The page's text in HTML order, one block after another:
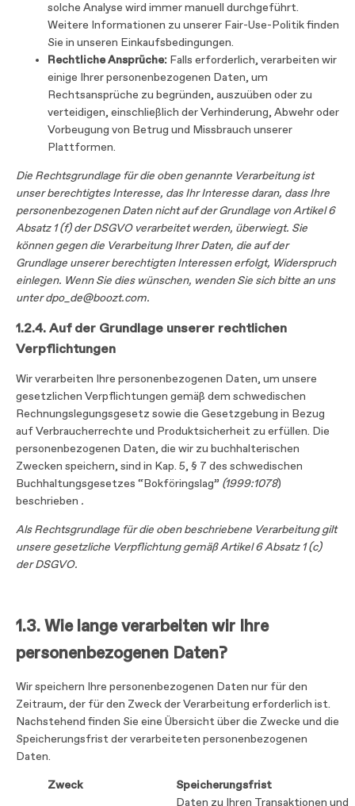
solche Analyse wird immer manuell durchgeführt.
Weitere Informationen zu unserer Fair-Use-Politik finden
Sie in unseren Einkaufsbedingungen.
Rechtliche Ansprüche: Falls erforderlich, verarbeiten wir
einige Ihrer personenbezogenen Daten, um
Rechtsansprüche zu begründen, auszuüben oder zu
verteidigen, einschließlich der Verhinderung, Abwehr oder
Vorbeugung von Betrug und Missbrauch unserer
Plattformen.
Die Rechtsgrundlage für die oben genannte Verarbeitung ist
unser berechtigtes Interesse, das Ihr Interesse daran, dass Ihre
personenbezogenen Daten nicht auf der Grundlage von Artikel 6
Absatz 1 (f) der DSGVO verarbeitet werden, überwiegt. Sie
können gegen die Verarbeitung Ihrer Daten, die auf der
Grundlage unserer berechtigten Interessen erfolgt, Widerspruch
einlegen. Wenn Sie dies wünschen, wenden Sie sich bitte an uns
unter dpo_de@boozt.com.
1.2.4. Auf der Grundlage unserer rechtlichen
Verpflichtungen
Wir verarbeiten Ihre personenbezogenen Daten, um unsere
gesetzlichen Verpflichtungen gemäß dem schwedischen
Rechnungslegungsgesetz sowie die Gesetzgebung in Bezug
auf Verbraucherrechte und Produktsicherheit zu erfüllen. Die
personenbezogenen Daten, die wir zu buchhalterischen
Zwecken speichern, sind in Kap. 5, § 7 des schwedischen
Buchhaltungsgesetzes “Bokföringslag” (1999:1078)
beschrieben .
Als Rechtsgrundlage für die oben beschriebene Verarbeitung gilt
unsere gesetzliche Verpflichtung gemäß Artikel 6 Absatz 1 (c)
der DSGVO.
1.3.Wie lange verarbeiten wir Ihre
personenbezogenen Daten?
Wir speichern Ihre personenbezogenen Daten nur für den
Zeitraum, der für den Zweck der Verarbeitung erforderlich ist.
Nachstehend finden Sie eine Übersicht über die Zwecke und die
Speicherungsfrist der verarbeiteten personenbezogenen
Daten.
Zweck
Speicherungsfrist
Daten zu Ihren Transaktionen und